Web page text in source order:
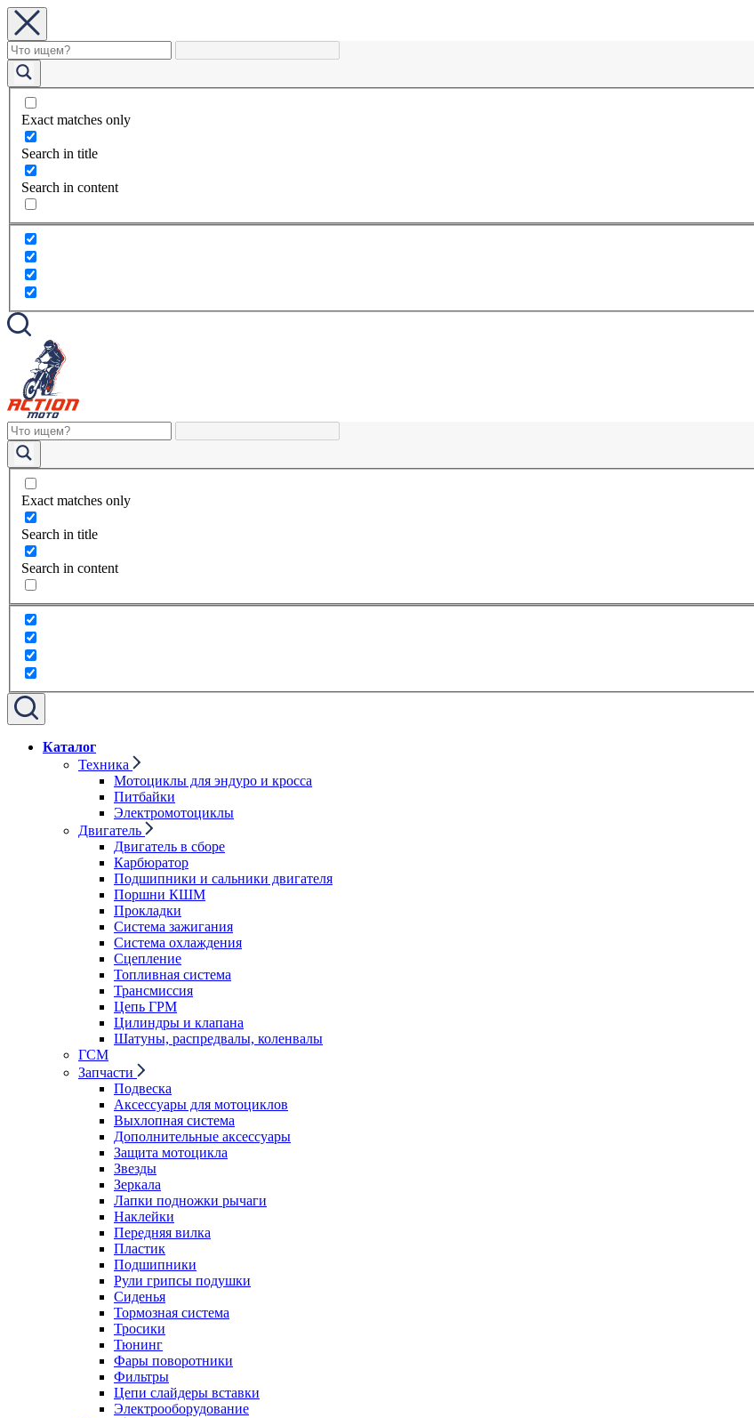
Exact matches only
Search in title
Search in content
Exact matches only
Search in title
Search in content
Каталог
Техника
Мотоциклы для эндуро и кросса
Питбайки
Электромотоциклы
Двигатель
Двигатель в сборе
Карбюратор
Подшипники и сальники двигателя
Поршни КШМ
Прокладки
Система зажигания
Система охлаждения
Сцепление
Топливная система
Трансмиссия
Цепь ГРМ
Цилиндры и клапана
Шатуны, распредвалы, коленвалы
ГСМ
Запчасти
Подвеска
Аксессуары для мотоциклов
Выхлопная система
Дополнительные аксессуары
Защита мотоцикла
Звезды
Зеркала
Лапки подножки рычаги
Наклейки
Передняя вилка
Пластик
Подшипники
Рули грипсы подушки
Сиденья
Тормозная система
Тросики
Тюнинг
Фары поворотники
Фильтры
Цепи слайдеры вставки
Электрооборудование